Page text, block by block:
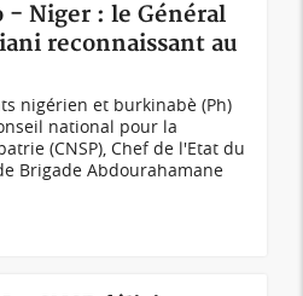
- Niger : le Général
reconnaissant au
nigérien et burkinabè (Ph)
national pour la
(CNSP), Chef de l'Etat du
Brigade Abdourahamane